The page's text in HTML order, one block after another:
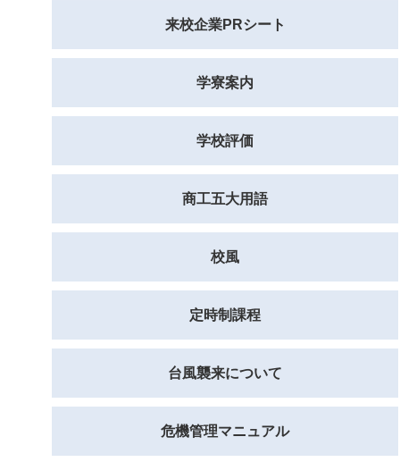
来校企業PRシート
学寮案内
学校評価
商工五大用語
校風
定時制課程
台風襲来について
危機管理マニュアル